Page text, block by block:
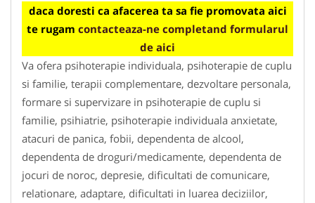
daca doresti ca afacerea ta sa fie promovata aici
te rugam contacteaza-ne completand formularul
de aici
Va ofera psihoterapie individuala, psihoterapie de cuplu
si familie, terapii complementare, dezvoltare personala,
formare si supervizare in psihoterapie de cuplu si
familie, psihiatrie, psihoterapie individuala anxietate,
atacuri de panica, fobii, dependenta de alcool,
dependenta de droguri/medicamente, dependenta de
jocuri de noroc, depresie, dificultati de comunicare,
relationare, adaptare, dificultati in luarea deciziilor,